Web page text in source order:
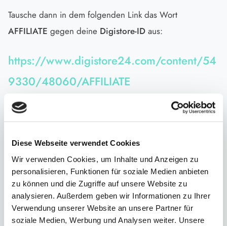
Diese Webseite verwendet Cookies
Wir verwenden Cookies, um Inhalte und Anzeigen zu
personalisieren, Funktionen für soziale Medien anbieten
zu können und die Zugriffe auf unsere Website zu
analysieren. Außerdem geben wir Informationen zu Ihrer
Verwendung unserer Website an unsere Partner für
soziale Medien, Werbung und Analysen weiter. Unsere
Tausche dann in dem folgenden Link das Wort
AFFILIATE gegen deine Digistore-ID aus:
https://www.digistore24.com/content/54
9330/48060/AFFILIATE
Beispiel:
", dann sieht
https://www.digistore24.com/content/549330/48060/
Beispiel-xy
Für jede Person, die über deinen Link zu unserem
Kongress kommt und den Premium-Zugang kauft, erhältst